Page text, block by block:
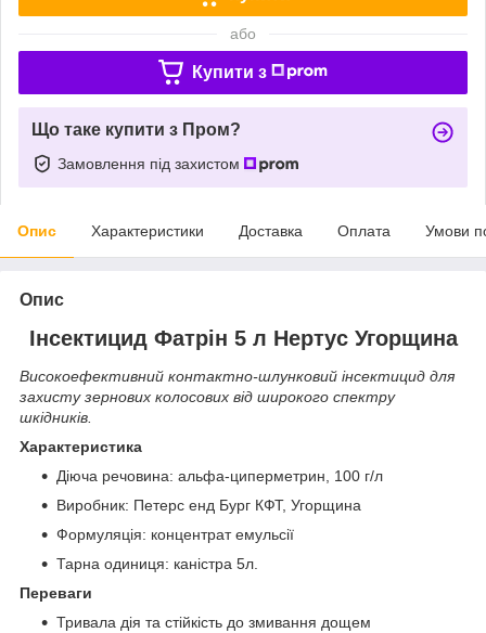
або
Купити з
Що таке купити з Пром?
Замовлення під захистом
Опис Характеристики Доставка Оплата Умови
Опис
Iнсектицид Фатрін 5 л Нертус Угорщина
Високоефективний контактно-шлунковий інсектицид для
захисту зернових колосових від широкого спектру
шкідників.
Характеристика
Діюча речовина: альфа-циперметрин, 100 г/л
Виробник: Петерс енд Бург КФТ, Угорщина
Формуляція: концентрат емульсії
Тарна одиниця: каністра 5л.
Переваги
Тривала дія та стійкість до змивання дощем